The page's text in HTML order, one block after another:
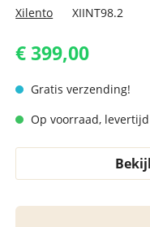
Xilento XIINT98.2
€ 399,00
Gratis verzending!
Op voorraad,